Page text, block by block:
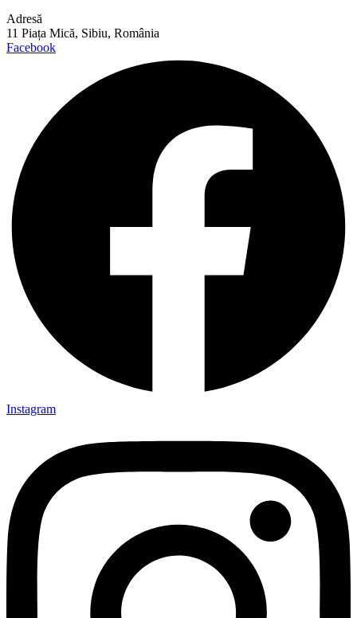
Adresă
11 Piața Mică, Sibiu, România
Facebook
Instagram